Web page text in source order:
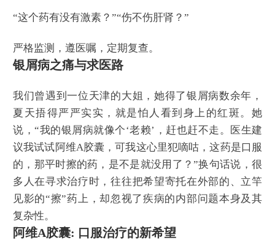
“这个药有没有激素？”“伤不伤肝肾？”
严格监测，遵医嘱，定期复查。
银屑病之痛与求医路
我们曾遇到一位天津的大姐，她得了银屑病数余年，
夏天捂得严严实实，就是怕人看到身上的红斑。她
说，“我的银屑病就像个‘老赖’，赶也赶不走。医生建
议我试试阿维A胶囊，可我这心里犯嘀咕，这药是口服
的，那平时擦的药，是不是就没用了？”换句话说，很
多人在寻求治疗时，往往把希望寄托在外部的、立竿
见影的“擦”药上，却忽视了疾病的内部问题本身及其
复杂性。
阿维A胶囊: 口服治疗的新希望